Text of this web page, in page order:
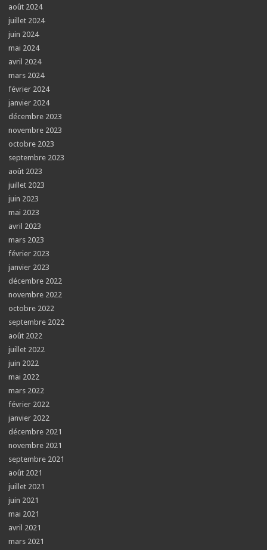
août 2024
juillet 2024
juin 2024
mai 2024
avril 2024
mars 2024
février 2024
janvier 2024
décembre 2023
novembre 2023
octobre 2023
septembre 2023
août 2023
juillet 2023
juin 2023
mai 2023
avril 2023
mars 2023
février 2023
janvier 2023
décembre 2022
novembre 2022
octobre 2022
septembre 2022
août 2022
juillet 2022
juin 2022
mai 2022
mars 2022
février 2022
janvier 2022
décembre 2021
novembre 2021
septembre 2021
août 2021
juillet 2021
juin 2021
mai 2021
avril 2021
mars 2021